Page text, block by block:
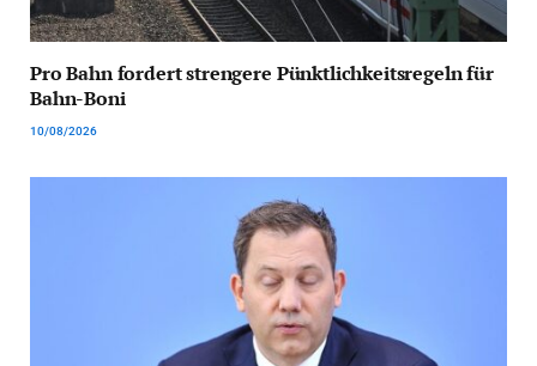
Pro Bahn fordert strengere Pünktlichkeitsregeln für
Bahn-Boni
10/08/2026